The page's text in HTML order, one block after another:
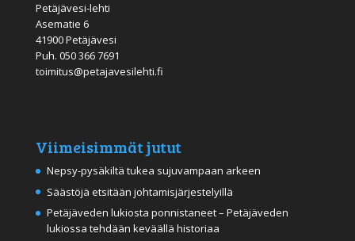
Petäjävesi-lehti
Asematie 6
41900 Petäjävesi
Puh. 050 366 7691
toimitus@petajavesilehti.fi
Viimeisimmät jutut
Nepsy-pysäkiltä tukea sujuvampaan arkeen
Säästöjä etsitään johtamisjärjestelyillä
Petäjäveden lukiosta ponnistaneet – Petäjäveden
lukiossa tehdään keväällä historiaa